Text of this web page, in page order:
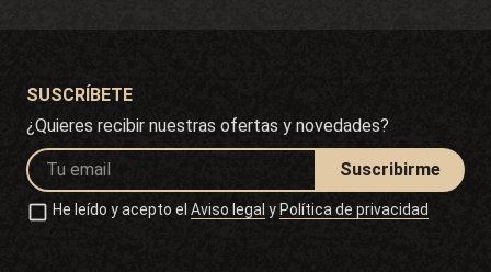
SUSCRÍBETE
¿Quieres recibir nuestras ofertas y novedades?
Suscribirme
He leído y acepto elAviso legal y Política de privacidad